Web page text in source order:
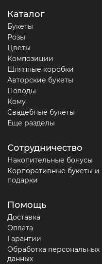
Каталог
Букеты
Розы
Цветы
Композиции
Шляпные коробки
Авторские букеты
Поводы
Кому
Свадебные букеты
Еще разделы
Сотрудничество
Накопительные бонусы
Корпоративные букеты и
подарки
Помощь
Доставка
Оплата
Гарантии
Обработка персональных
данных